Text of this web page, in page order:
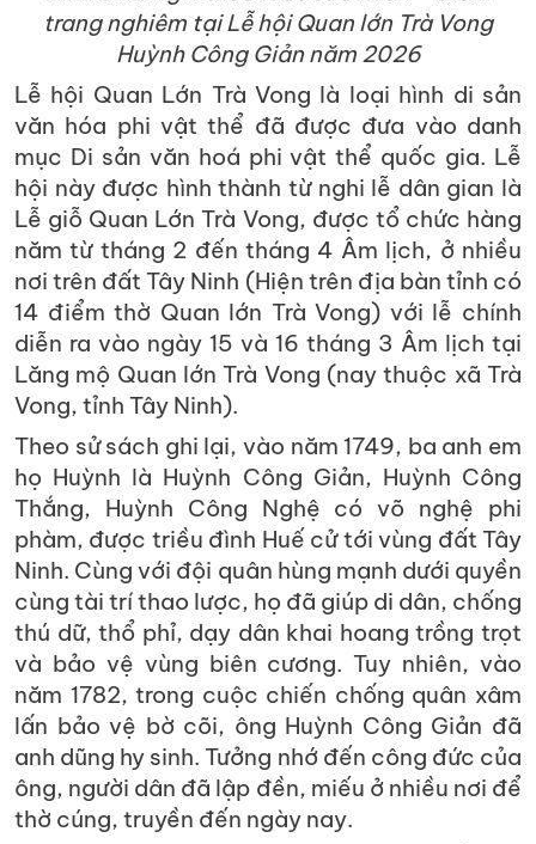
trang nghiêm tại Lễ hội Quan lớn Trà Vong
Huỳnh Công Giản năm 2026
Lễ hội Quan Lớn Trà Vong là loại hình di sản
văn hóa phi vật thể đã được đưa vào danh
mục Di sản văn hoá phi vật thể quốc gia. Lễ
hội này được hình thành từ nghi lễ dân gian là
Lễ giỗ Quan Lớn Trà Vong, được tổ chức hàng
năm từ tháng 2 đến tháng 4 Âm lịch, ở nhiều
nơi trên đất Tây Ninh (Hiện trên địa bàn tỉnh có
14 điểm thờ Quan lớn Trà Vong) với lễ chính
diễn ra vào ngày 15 và 16 tháng 3 Âm lịch tại
Lăng mộ Quan lớn Trà Vong (nay thuộc xã Trà
Vong, tỉnh Tây Ninh).
Theo sử sách ghi lại, vào năm 1749, ba anh em
họ Huỳnh là Huỳnh Công Giản, Huỳnh Công
Thắng, Huỳnh Công Nghệ có võ nghệ phi
phàm, được triều đình Huế cử tới vùng đất Tây
Ninh. Cùng với đội quân hùng mạnh dưới quyền
cùng tài trí thao lược, họ đã giúp di dân, chống
thú dữ, thổ phỉ, dạy dân khai hoang trồng trọt
và bảo vệ vùng biên cương. Tuy nhiên, vào
năm 1782, trong cuộc chiến chống quân xâm
lấn bảo vệ bờ cõi, ông Huỳnh Công Giản đã
anh dũng hy sinh. Tưởng nhớ đến công đức của
ông, người dân đã lập đền, miếu ở nhiều nơi để
thờ cúng, truyền đến ngày nay.